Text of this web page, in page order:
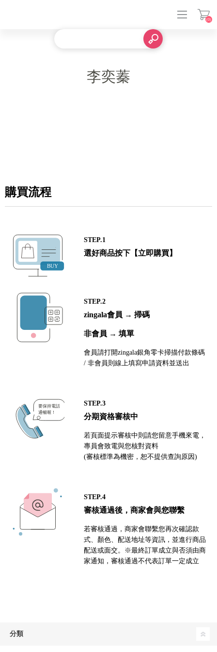
(0)
李奕蓁
購買流程
STEP.1
選好商品按下【立即購買】
STEP.2
zingala會員 → 掃碼
非會員 → 填單
會員請打開zingala銀角零卡掃描付款條碼
/ 非會員則線上填寫申請資料並送出
STEP.3
分期資格審核中
若頁面提示審核中則請您留意手機來電，
專員會致電與您核對資料
(審核標準為機密，恕不提供查詢原因)
STEP.4
審核通過後，商家會與您聯繫
若審核通過，商家會聯繫您再次確認款
式、顏色、配送地址等資訊，並進行商品
配送或面交。※最終訂單成立與否須由商
家通知，審核通過不代表訂單一定成立
分類